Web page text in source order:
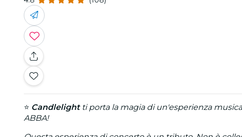
⭐ Candlelightti porta la magia di un'esperienza
ABBA!